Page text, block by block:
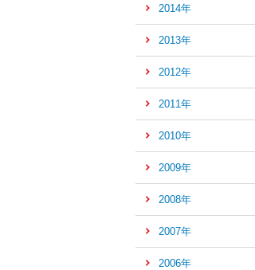
2014年
2013年
2012年
2011年
2010年
2009年
2008年
2007年
2006年